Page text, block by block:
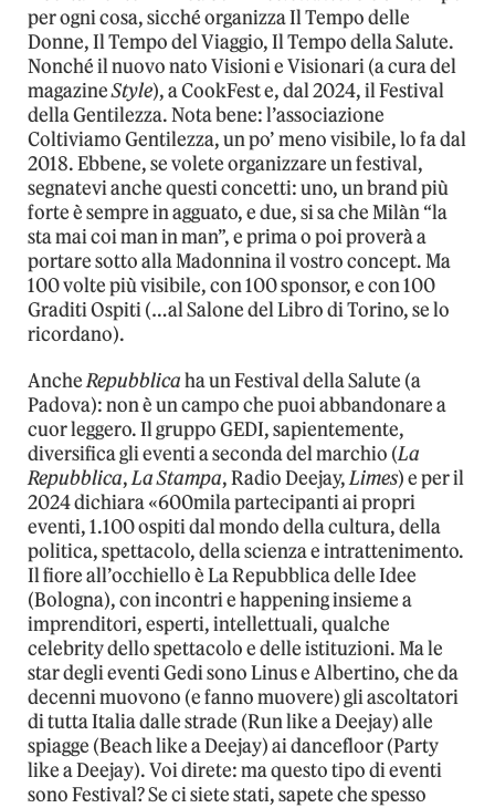
per ogni cosa, sicché organizza Il Tempo delle
Donne, Il Tempo del Viaggio, Il Tempo della Salute.
Nonché il nuovo nato Visioni e Visionari (a cura del
magazineStyle), a CookFest e, dal 2024, il Festival
della Gentilezza. Nota bene: l’associazione
Coltiviamo Gentilezza, un po’ meno visibile, lo fa dal
2018. Ebbene, se volete organizzare un festival,
segnatevi anche questi concetti: uno, un brand più
forte è sempre in agguato, e due, si sa che Milàn “la
sta mai coi man in man”, e prima o poi proverà a
portare sotto alla Madonnina il vostro concept. Ma
100 volte più visibile, con 100 sponsor, e con 100
Graditi Ospiti (…al Salone del Libro di Torino, se lo
ricordano).
AncheRepubblicaha un Festival della Salute (a
Padova): non è un campo che puoi abbandonare a
cuor leggero. Il gruppo GEDI, sapientemente,
diversifica gli eventi a seconda del marchio (La
Repubblica,La Stampa, Radio Deejay,Limes) e per il
2024 dichiara «600mila partecipanti ai propri
eventi, 1.100 ospiti dal mondo della cultura, della
politica, spettacolo, della scienza e intrattenimento.
Il fiore all’occhiello è La Repubblica delle Idee
(Bologna), con incontri e happening insieme a
imprenditori, esperti, intellettuali, qualche
celebrity dello spettacolo e delle istituzioni. Ma le
star degli eventi Gedi sono Linus e Albertino, che da
decenni muovono (e fanno muovere) gli ascoltatori
di tutta Italia dalle strade (Run like a Deejay) alle
spiagge (Beach like a Deejay) ai dancefloor (Party
like a Deejay). Voi direte: ma questo tipo di eventi
sono Festival? Se ci siete stati, sapete che spesso